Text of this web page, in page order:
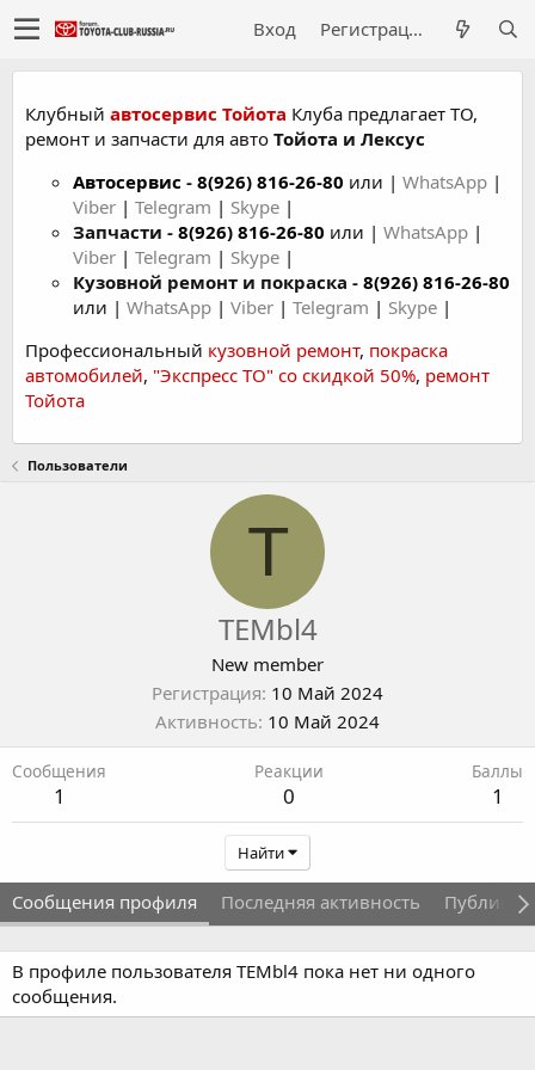
Вход Регистрация
Клубный автосервис Тойота Клуба предлагает ТО,
ремонт и запчасти для авто Тойота и Лексус
Автосервис - 8(926) 816-26-80 или | WhatsApp |
Viber | Telegram | Skype |
Запчасти - 8(926) 816-26-80 или | WhatsApp |
Viber | Telegram | Skype |
Кузовной ремонт и покраска - 8(926) 816-26-80
или | WhatsApp | Viber | Telegram | Skype |
Профессиональный кузовной ремонт, покраска
автомобилей, "Экспресс ТО" со скидкой 50%, ремонт
Тойота
Пользователи
T
TEMbl4
New member
Регистрация 10 Май 2024
Активность 10 Май 2024
Сообщения
1
Реакции
0
Баллы
1
Найти
Сообщения профиля Последняя активность
В профиле пользователя TEMbl4 пока нет ни одного
сообщения.